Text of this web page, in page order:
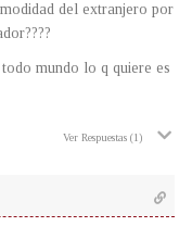
del extranjero por
mundo lo q quiere es
Ver Respuestas (1)